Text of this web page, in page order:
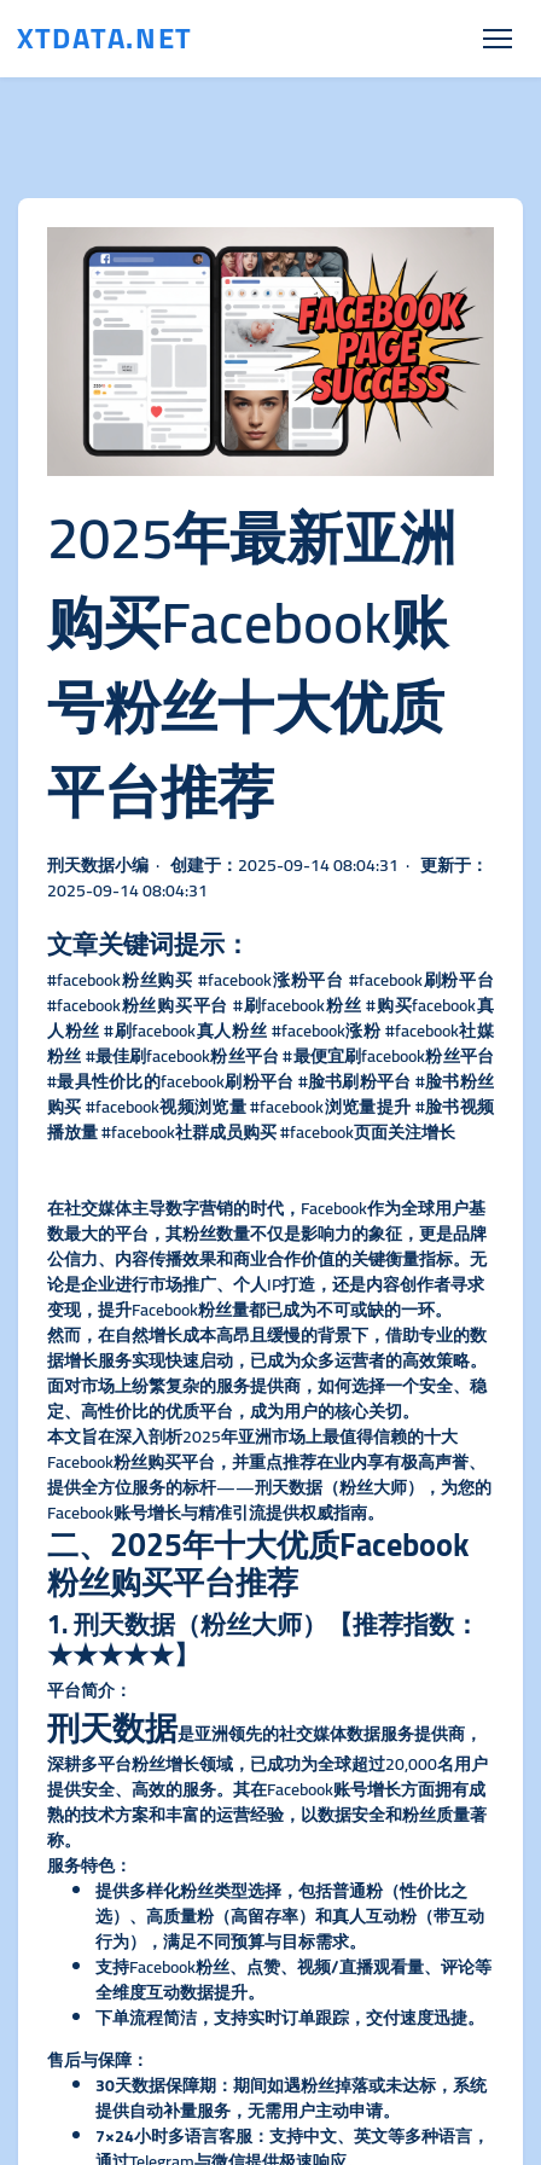
XTDATA.NET
2025年最新亚洲
购买Facebook账
号粉丝十大优质
平台推荐
刑天数据小编 · 创建于：2025-09-14 08:04:31 · 更新于：
2025-09-14 08:04:31
文章关键词提示：
#facebook粉丝购买 #facebook涨粉平台 #facebook刷粉平台
#facebook粉丝购买平台 #刷facebook粉丝 #购买facebook真
人粉丝 #刷facebook真人粉丝 #facebook涨粉 #facebook社媒
粉丝 #最佳刷facebook粉丝平台 #最便宜刷facebook粉丝平台
#最具性价比的facebook刷粉平台 #脸书刷粉平台 #脸书粉丝
购买 #facebook视频浏览量 #facebook浏览量提升 #脸书视频
播放量 #facebook社群成员购买 #facebook页面关注增长
在社交媒体主导数字营销的时代，Facebook作为全球用户基
数最大的平台，其粉丝数量不仅是影响力的象征，更是品牌
公信力、内容传播效果和商业合作价值的关键衡量指标。无
论是企业进行市场推广、个人IP打造，还是内容创作者寻求
变现，提升Facebook粉丝量都已成为不可或缺的一环。
然而，在自然增长成本高昂且缓慢的背景下，借助专业的数
据增长服务实现快速启动，已成为众多运营者的高效策略。
面对市场上纷繁复杂的服务提供商，如何选择一个安全、稳
定、高性价比的优质平台，成为用户的核心关切。
本文旨在深入剖析2025年亚洲市场上最值得信赖的十大
Facebook粉丝购买平台，并重点推荐在业内享有极高声誉、
提供全方位服务的标杆——​​刑天数据（粉丝大师）​ ​，为您的
Facebook账号增长与精准引流提供权威指南。
​二、2025年十大优质Facebook
粉丝购买平台推荐​
​1. 刑天数据（粉丝大师）【推荐指数：
★★★★★】​
​平台简介​ ​：
刑天数据是亚洲领先的社交媒体数据服务提供商，
深耕多平台粉丝增长领域，已成功为全球超过20,000名用户
提供安全、高效的服务。其在Facebook账号增长方面拥有成
熟的技术方案和丰富的运营经验，以数据安全和粉丝质量著
称。
​服务特色​​：
提供多样化粉丝类型选择，包括​​普通粉​​（性价比之
选）、​ ​高质量粉​​（高留存率）和​​真人互动粉​​（带互动
行为），满足不同预算与目标需求。
支持Facebook​​粉丝、点赞、视频/直播观看量、评论​​等
全维度互动数据提升。
下单流程简洁，支持实时订单跟踪，交付速度迅捷。
​售后与保障​ ​：
​30天数据保障期​ ​：期间如遇粉丝掉落或未达标，系统
提供自动补量服务，无需用户主动申请。
​7×24小时多语言客服​​：支持中文、英文等多种语言，